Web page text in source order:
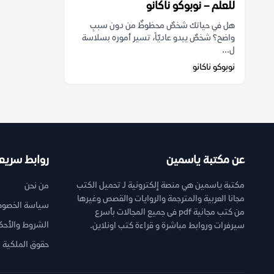
للعلم – نوبوكو ناكانو
هل في حياتك شخصٌ محظوظٌ من دون سببِ
واضح؟ شخصٌ يبدو عاديّاً، تسير أموره بسلاسة
ل...
نوبوكو ناكانو
عن مكتبة ياسمين
مكتبة ياسمين هي منصة إلكترونية لـ تحميل الكتب
مجانا العربية والمترجمة والروايات والقصص وغيرها
من كتب مجانية pdf فى جميع المجالات بأسرع
سيرفرات وروابط مباشرة و قراءة كتب اونلاين.
روابط
من نحن
سياسة
الشروط
حقوق الملكية